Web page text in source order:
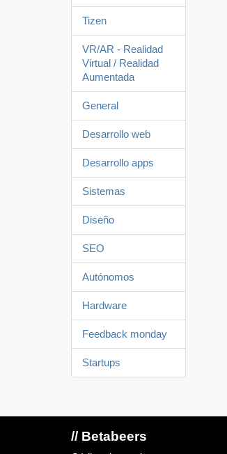
Tizen
VR/AR - Realidad
Virtual / Realidad
Aumentada
General
Desarrollo web
Desarrollo apps
Sistemas
Diseño
SEO
Autónomos
Hardware
Feedback monday
Startups
// Betabeers